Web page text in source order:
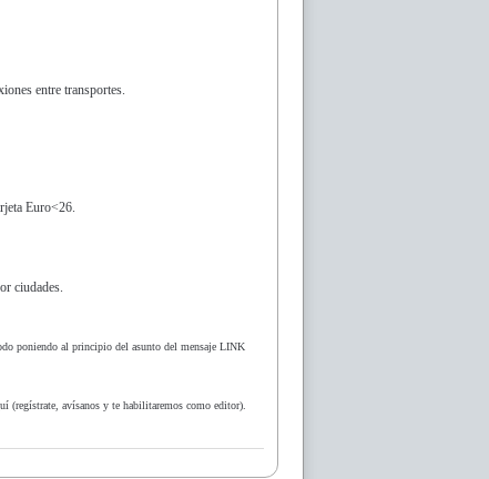
entre transportes.
Euro<26.
ciudades.
poniendo al principio del asunto del mensaje LINK
(regístrate, avísanos y te habilitaremos como editor).